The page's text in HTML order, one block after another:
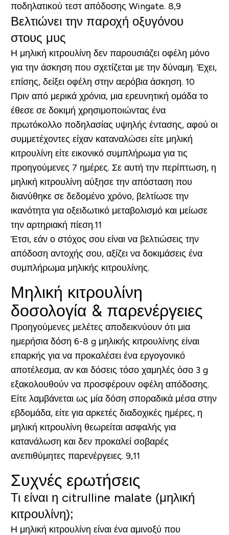
ποδηλατικού τεστ απόδοσης Wingate. 8,9
Βελτιώνει την παροχή οξυγόνου
στους μυς
Η μηλική κιτρουλίνη δεν παρουσιάζει οφέλη μόνο
για την άσκηση που σχετίζεται με την δύναμη. Έχει,
επίσης, δείξει οφέλη στην αερόβια άσκηση. 10
Πριν από μερικά χρόνια, μια ερευνητική ομάδα το
έθεσε σε δοκιμή χρησιμοποιώντας ένα
πρωτόκολλο ποδηλασίας υψηλής έντασης, αφού οι
συμμετέχοντες είχαν καταναλώσει είτε μηλική
κιτρουλίνη είτε εικονικό συμπλήρωμα για τις
προηγούμενες 7 ημέρες. Σε αυτή την περίπτωση, η
μηλική κιτρουλίνη αύξησε την απόσταση που
διανύθηκε σε δεδομένο χρόνο, βελτίωσε την
ικανότητα για οξειδωτικό μεταβολισμό και μείωσε
την αρτηριακή πίεση.11
Έτσι, εάν ο στόχος σου είναι να βελτιώσεις την
απόδοση αντοχής σου, αξίζει να δοκιμάσεις ένα
συμπλήρωμα μηλικής κιτρουλίνης.
Μηλική κιτρουλίνη
δοσολογία & παρενέργειες
Προηγούμενες μελέτες αποδεικνύουν ότι μια
ημερήσια δόση 6-8 gμηλικής κιτρουλίνης είναι
επαρκής για να προκαλέσει ένα εργογονικό
αποτέλεσμα, αν και δόσεις τόσο χαμηλές όσο 3 g
εξακολουθούν να προσφέρουν οφέλη απόδοσης.
Είτε λαμβάνεται ως μία δόση σποραδικά μέσα στην
εβδομάδα, είτε για αρκετές διαδοχικές ημέρες, η
μηλική κιτρουλίνη θεωρείται ασφαλής για
κατανάλωση και δεν προκαλεί σοβαρές
ανεπιθύμητες παρενέργειες. 9,11
Συχνές ερωτήσεις
Τι είναι η citrulline malate (μηλική
κιτρουλίνη);
Η μηλική κιτρουλίνη είναι ένα αμινοξύ που